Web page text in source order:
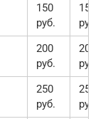
150
руб.
150
руб.
200
руб.
200
руб.
250
руб.
250
руб.